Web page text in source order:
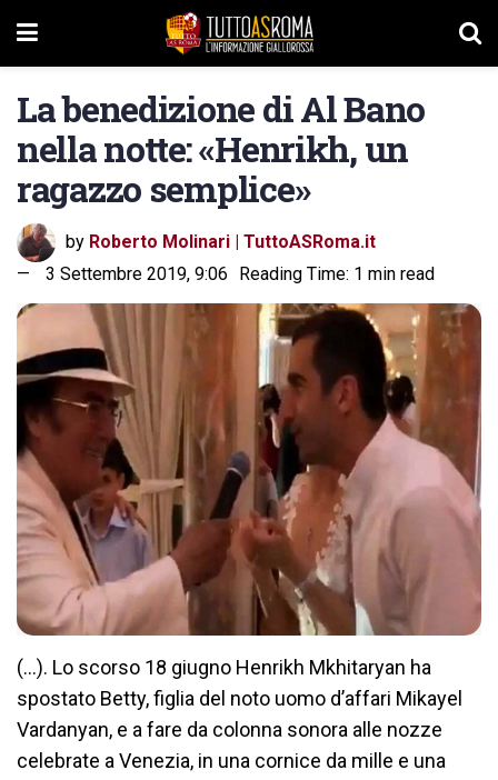
La benedizione di Al Bano
nella notte: «Henrikh, un
ragazzo semplice»
by Roberto Molinari | TuttoASRoma.it
3 Settembre 2019, 9:06
Reading Time: 1 min read
(…). Lo scorso 18 giugno Henrikh Mkhitaryan ha
spostato Betty, figlia del noto uomo d’affari Mikayel
Vardanyan, e a fare da colonna sonora alle nozze
celebrate a Venezia, in una cornice da mille e una